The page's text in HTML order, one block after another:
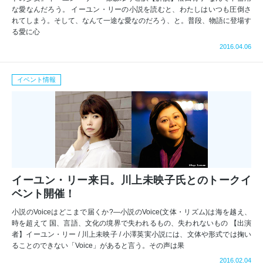
な愛なんだろう。 イーユン・リーの小説を読むと、わたしはいつも圧倒さ
れてしまう。そして、なんて一途な愛なのだろう、と。普段、物語に登場す
る愛に心
2016.04.06
イベント情報
イーユン・リー来日。川上未映子氏とのトークイ
ベント開催！
小説のVoiceはどこまで届くか?―小説のVoice(文体・リズム)は海を越え、
時を超えて 国、言語、文化の境界で失われるもの、失われないもの 【出演
者】イーユン・リー / 川上未映子 / 小澤英実小説には、文体や形式では掬い
ることのできない「Voice」があると言う。その声は果
2016.02.04